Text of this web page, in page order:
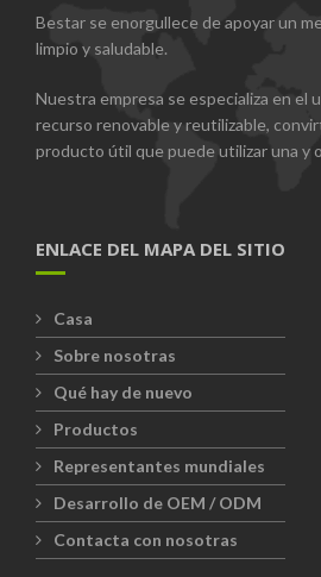
Bestar se enorgullece de apoyar un
limpio y saludable.
Nuestra empresa se especializa en el
recurso renovable y reutilizable,
producto útil que puede utilizar una y
ENLACE DEL MAPA DEL SITIO
Casa
Sobre nosotras
Qué hay de nuevo
Productos
Representantes mundiales
Desarrollo de OEM / ODM
Contacta con nosotras